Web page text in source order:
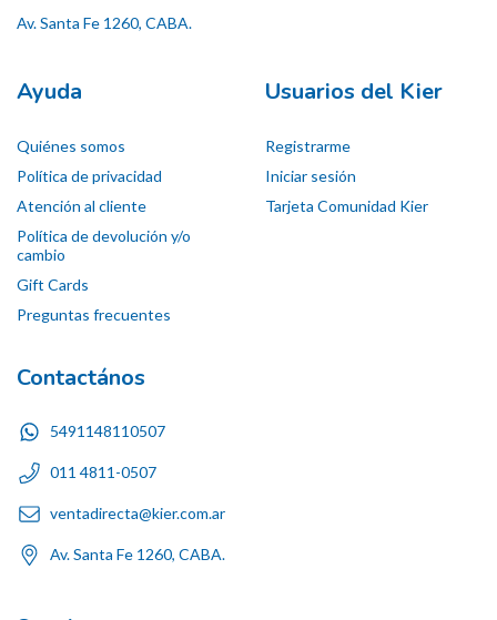
Av. Santa Fe 1260, CABA.
Ayuda
Quiénes somos
Política de privacidad
Atención al cliente
Política de devolución y/o
cambio
Gift Cards
Preguntas frecuentes
Usuarios del Kier
Registrarme
Iniciar sesión
Tarjeta Comunidad Kier
Contactános
5491148110507
011 4811-0507
ventadirecta@kier.com.ar
Av. Santa Fe 1260, CABA.